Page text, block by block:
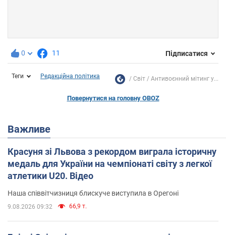
0 11 Підписатися
Теги Редакційна політика Світ Антивоєнний мітинг у...
Повернутися на головну OBOZ
Важливе
Красуня зі Львова з рекордом виграла історичну
медаль для України на чемпіонаті світу з легкої
атлетики U20. Відео
Наша співвітчизниця блискуче виступила в Орегоні
9.08.2026 09:32 66,9 т.